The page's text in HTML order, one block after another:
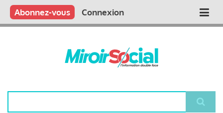
Aller
contenu
Main
Qui sommes nous ?
Vous publiez
Nous publions
Contactez-nous
Abonnez-vous Connexion